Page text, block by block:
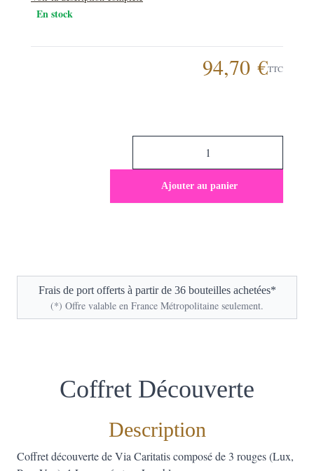
En stock
94,70 €TTC
Ajouter au panier
Frais de port offerts à partir de 36 bouteilles achetées*
(*) Offre valable en France Métropolitaine seulement.
Coffret Découverte
Description
Coffret découverte de Via Caritatis composé de 3 rouges (Lux,